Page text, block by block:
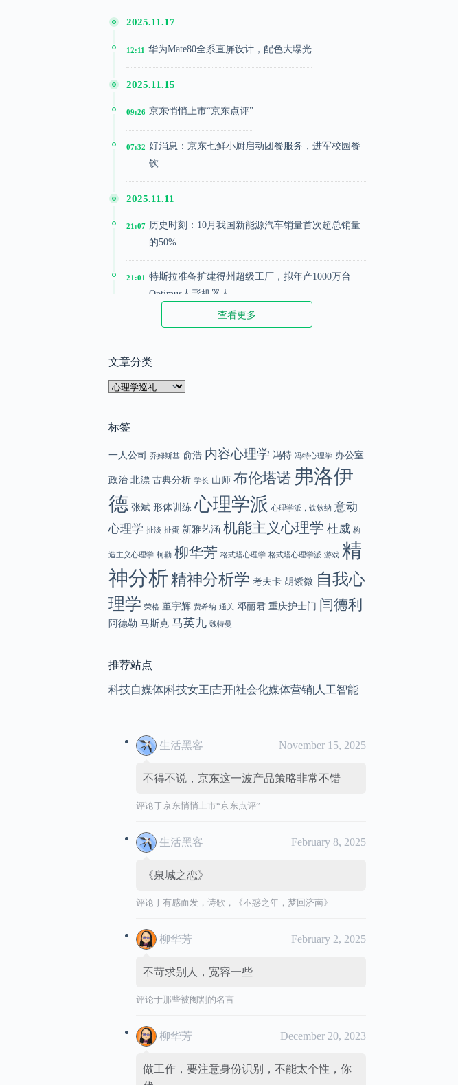
2025.11.17
12:11 华为Mate80全系直屏设计，配色大曝光
2025.11.15
09:26 京东悄悄上市“京东点评”
07:32 好消息：京东七鲜小厨启动团餐服务，进军校园餐
饮
2025.11.11
21:07 历史时刻：10月我国新能源汽车销量首次超总销量
的50%
21:01 特斯拉准备扩建得州超级工厂，拟年产1000万台
Optimus人形机器人
苹果推出新配件iPhone Pocket，售价1299元起
2025.02.02
15:24 那些被阉割的名言
15:22
查看更多
文章分类
文
类
标签
一人公司 乔姆斯基 俞浩 内容心理学 冯特 冯特心理学 办公室
政治 北漂 古典分析 学长 山师 布伦塔诺 弗洛伊
德 张斌 形体训练 心理学派 心理学派，铁钦纳 意动
心理学 扯淡 扯蛋 新雅艺涵 机能主义心理学 杜威 构
造主义心理学 柯勒 柳华芳 格式塔心理学 格式塔心理学派 游戏 精
神分析精神分析学 考夫卡 胡紫微 自我心
理学 荣格 董宇辉 费希纳 通关 邓丽君 重庆护士门 闫德利
阿德勒 马斯克 马英九 魏特曼
推荐站点
科技自媒体|科技女王|吉开|社会化媒体营销| 人工智能
生活黑客 November 15, 2025
不得不说，京东这一波产品策略非常不错
评论于京东悄悄上市“京东点评”
生活黑客 February 8, 2025
《泉城之恋》
评论于有感而发，诗歌，《不惑之年，梦回济南》
柳华芳 February 2, 2025
不苛求别人，宽容一些
评论于那些被阉割的名言
柳华芳 December 20, 2023
做工作，要注意身份识别，不能太个性，你